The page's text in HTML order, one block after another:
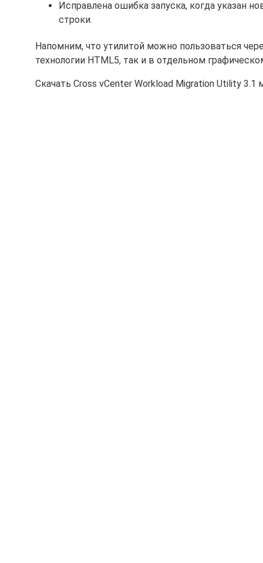
Исправлена ошибка запуска, когда указан
строки.
Напомним, что утилитой можно пользоваться
технологии HTML5, так и в отдельном
Скачать Cross vCenter Workload Migration Utility